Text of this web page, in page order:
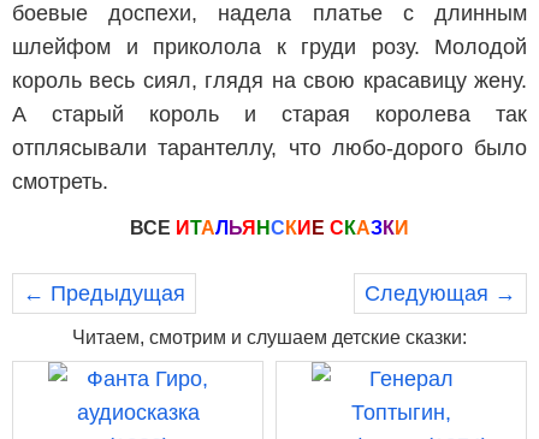
боевые доспехи, надела платье с длинным
шлейфом и приколола к груди розу. Молодой
король весь сиял, глядя на свою красавицу жену.
А старый король и старая королева так
отплясывали тарантеллу, что любо-дорого было
смотреть.
ВСЕ ИТАЛ ЬЯ НС КИ Е С КАЗКИ
← Предыдущая Следующая →
Читаем, смотрим и слушаем детские сказки: